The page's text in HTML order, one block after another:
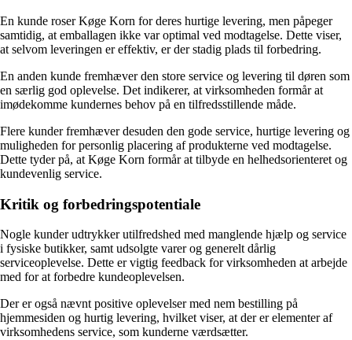
En kunde roser Køge Korn for deres hurtige levering, men påpeger
samtidig, at emballagen ikke var optimal ved modtagelse. Dette viser,
at selvom leveringen er effektiv, er der stadig plads til forbedring.
En anden kunde fremhæver den store service og levering til døren som
en særlig god oplevelse. Det indikerer, at virksomheden formår at
imødekomme kundernes behov på en tilfredsstillende måde.
Flere kunder fremhæver desuden den gode service, hurtige levering og
muligheden for personlig placering af produkterne ved modtagelse.
Dette tyder på, at Køge Korn formår at tilbyde en helhedsorienteret og
kundevenlig service.
Kritik og forbedringspotentiale
Nogle kunder udtrykker utilfredshed med manglende hjælp og service
i fysiske butikker, samt udsolgte varer og generelt dårlig
serviceoplevelse. Dette er vigtig feedback for virksomheden at arbejde
med for at forbedre kundeoplevelsen.
Der er også nævnt positive oplevelser med nem bestilling på
hjemmesiden og hurtig levering, hvilket viser, at der er elementer af
virksomhedens service, som kunderne værdsætter.